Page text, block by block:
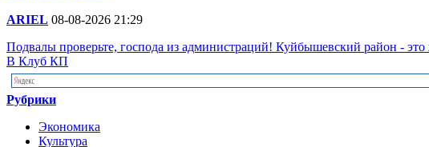
ARIEL 08-08-2026 21:29
Подвалы проверьте, господа из администраций! Куйбышевский район - это
В Клуб КП
Рубрики
Экономика
Культура